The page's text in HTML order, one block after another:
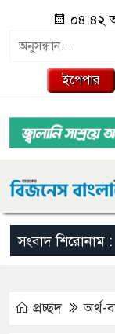
০৪:৪২
ইপেপার
সংবাদ শিরোনাম :
প্রচ্ছদ অর্থ-